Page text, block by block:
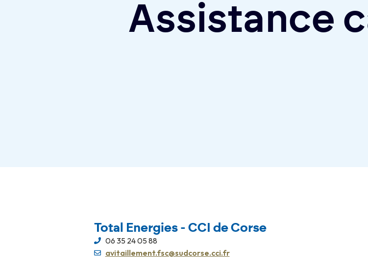
Assistance
Total Energies - CCI de Corse
06 35 24 05 88
avitaillement.fsc@sudcorse.cci.fr